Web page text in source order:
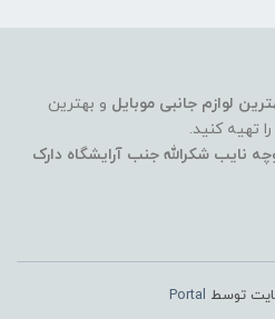
لوازم جانبی موبایل و بهترین
تهیه کنید.
نایب شکرالله جنب آرایشگاه دارک
توسط Portal